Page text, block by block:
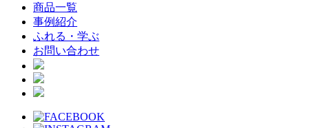
商品一覧
事例紹介
ふれる・学ぶ
お問い合わせ